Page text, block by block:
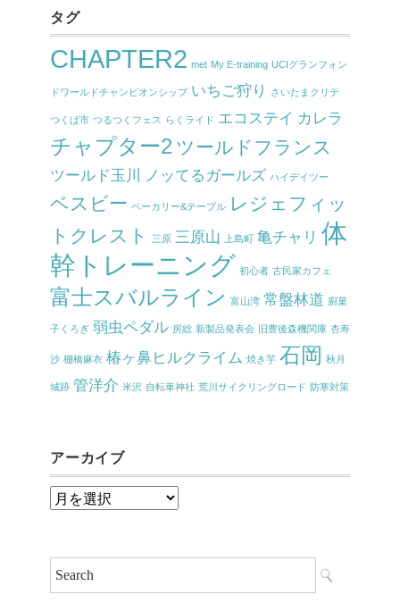
タグ
CHAPTER2 met My E-training UCIグランフォン
ドワールドチャンピオンシップ いちご狩り さいたまクリテ
つくば市 つるつくフェス らくライド エコステイ カレラ
チャプター2 ツールドフランス
ツールド玉川 ノッてるガールズ ハイデイツー
ベスビー ベーカリー&テーブル レジェフィッ
トクレスト
三原 三原山 上島町 亀チャリ 体
幹トレーニング 初心者 古民家カフェ
富士スバルライン 富山湾 常盤林道 廚菓
子くろぎ 弱虫ペダル 房総 新製品発表会 旧豊後森機関庫 杏寿
沙 棚橋麻衣 椿ヶ鼻ヒルクライム 焼き芋 石岡 秋月
城跡 管洋介 米沢 自転車神社 荒川サイクリングロード 防寒対策
アーカイブ
ア
イ